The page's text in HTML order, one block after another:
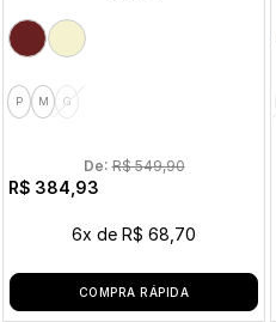
P M G
De: R$ 549,90
R$ 384,93
6x de R$ 68,70
COMPRA RÁPIDA